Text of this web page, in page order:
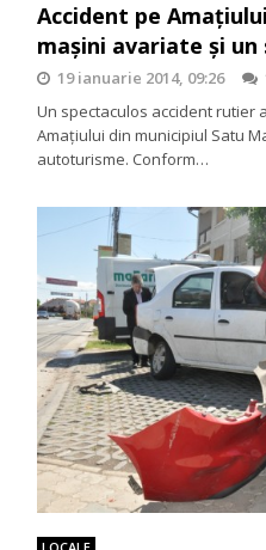
Accident pe
maşini avariate şi un
19 ianuarie 2014, 09:26
Un spectaculos accident rutier
Amaţiului din municipiul Satu
autoturisme. Conform…